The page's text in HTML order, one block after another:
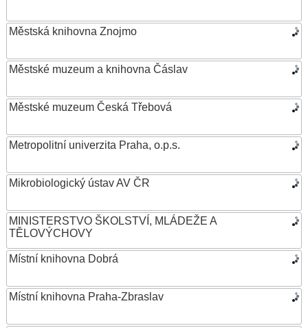
Městská knihovna Znojmo
Městské muzeum a knihovna Čáslav
Městské muzeum Česká Třebová
Metropolitní univerzita Praha, o.p.s.
Mikrobiologický ústav AV ČR
MINISTERSTVO ŠKOLSTVÍ, MLÁDEŽE A
TĚLOVÝCHOVY
Místní knihovna Dobrá
Místní knihovna Praha-Zbraslav